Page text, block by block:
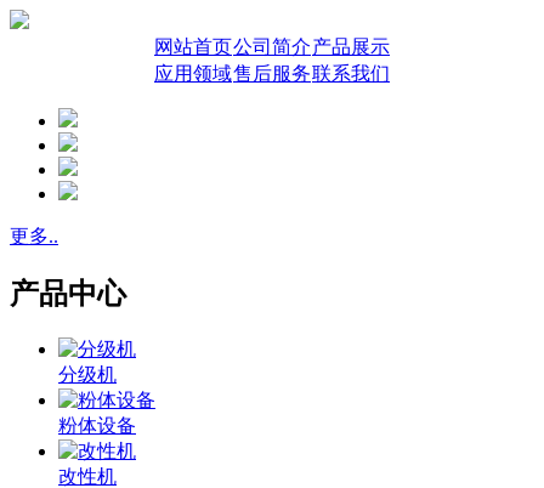
网站首页公司简介产品展示
应用领域售后服务联系我们
更多..
产品中心
分级机
粉体设备
改性机